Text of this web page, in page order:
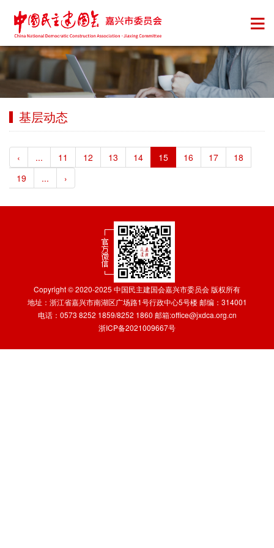
基层动态
‹ ... 11 12 13 14 15 16 17
18
19
... ›
Copyright © 2020-2025 中国民主建国会嘉兴市委员会 版权所有
地址：浙江省嘉兴市南湖区广场路1号行政中心5号楼 邮编：314001
电话：0573 8252 1859/8252 1860 邮箱:office@jxdca.org.cn
浙ICP备2021009667号